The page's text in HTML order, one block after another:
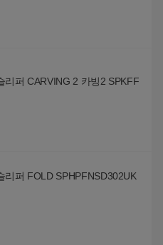
리퍼 CARVING 2 카빙2 SPKFF
리퍼 FOLD SPHPFNSD302UK